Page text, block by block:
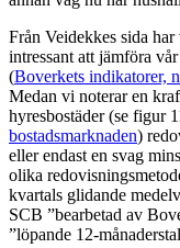
Från Veidekkes sida
intressant att jämföra
(Boverkets indikatorer,
Medan vi noterar en
hyresbostäder (se figur
bostadsmarknaden)
eller endast en svag
olika
kvartals glidande
SCB ”bearbetad av
”löpande 12-